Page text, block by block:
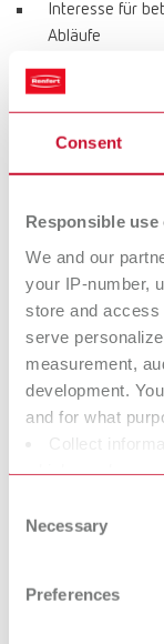
Consent
Responsible
We and our
your IP-number,
store and access
serve
measurement,
development.
and for what
Collect
characteristics
Find out more
and set your
change or
Selection
Necessary
Preferences
Interesse für
Abläufe
Gute
Kenntnisse in
Zuverlässigkeit
So sieht die